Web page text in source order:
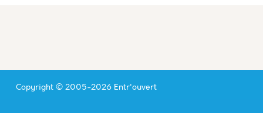
Copyright © 2005-2026 Entr'ouvert